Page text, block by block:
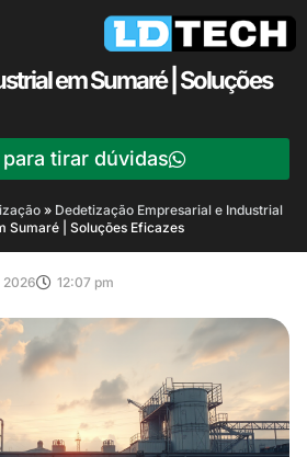
em Sumaré | Soluções
tirar dúvidas
» Dedetização Empresarial e Industrial
Sumaré | Soluções Eficazes
2026 12:07 pm